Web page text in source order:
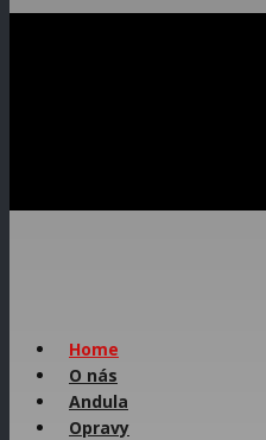
Home
O nás
Andula
Opravy